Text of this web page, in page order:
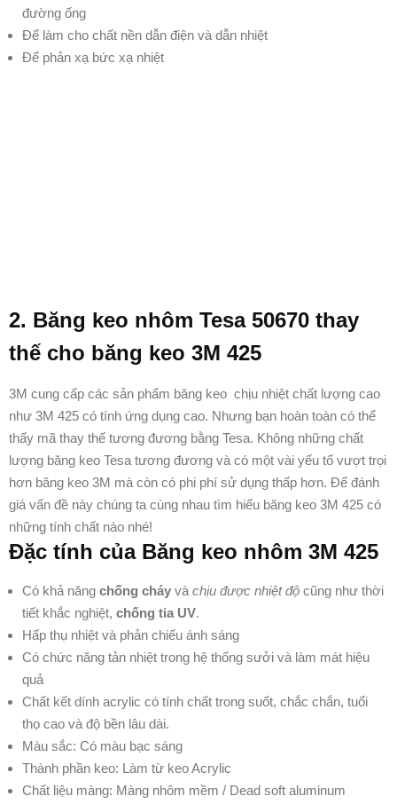
đường ống
Để làm cho chất nền dẫn điện và dẫn nhiệt
Để phản xạ bức xạ nhiệt
2. Băng keo nhôm Tesa 50670 thay
thế cho băng keo 3M 425
3M cung cấp các sản phẩm băng keo chịu nhiệt chất lượng cao
như 3M 425 có tính ứng dụng cao. Nhưng bạn hoàn toàn có thể
thấy mã thay thế tương đương bằng Tesa. Không những chất
lượng băng keo Tesa tương đương và có một vài yếu tố vượt trọi
hơn băng keo 3M mà còn có phi phí sử dụng thấp hơn. Để đánh
giá vấn đề này chúng ta cùng nhau tìm hiểu băng keo 3M 425 có
những tính chất nào nhé!
Đặc tính của Băng keo nhôm 3M 425
Có khả năng chống cháy và chịu được nhiệt độ cũng như thời
tiết khắc nghiệt, chống tia UV.
Hấp thụ nhiệt và phản chiếu ánh sáng
Có chức năng tản nhiệt trong hệ thống sưởi và làm mát hiệu
quả
Chất kết dính acrylic có tính chất trong suốt, chắc chắn, tuổi
thọ cao và độ bền lâu dài.
Màu sắc: Có màu bạc sáng
Thành phần keo: Làm từ keo Acrylic
Chất liệu màng: Màng nhôm mềm / Dead soft aluminum